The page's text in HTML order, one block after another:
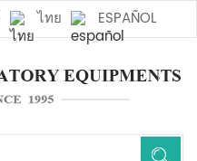
ไทย ESPAÑOL